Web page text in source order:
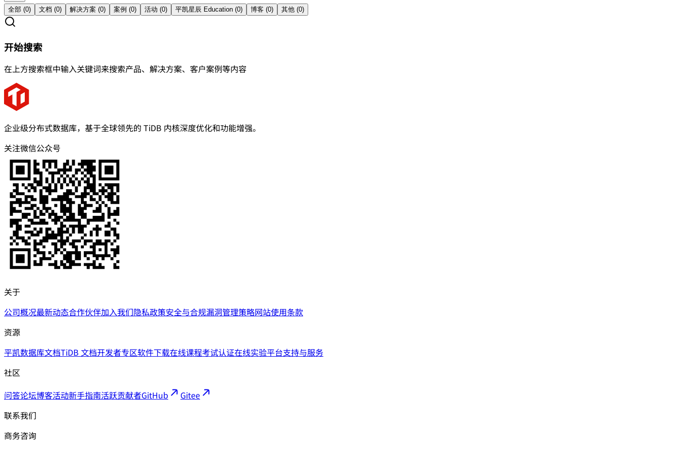
全部 (0) 文档 (0) 解决方案 (0) 案例 (0) 活动 (0) 平凯星辰 Education (0) 博客 (0) 其他 (0)
开始搜索
在上方搜索框中输入关键词来搜索产品、解决方案、客户案例等内容
企业级分布式数据库，基于全球领先的 TiDB 内核深度优化和功能增强。
关注微信公众号
关于
公司概况最新动态合作伙伴加入我们隐私政策安全与合规漏洞管理策略网站使用条款
资源
平凯数据库文档TiDB 文档开发者专区软件下载在线课程考试认证在线实验平台支持与服务
社区
问答论坛博客活动新手指南活跃贡献者GitHub
Gitee
联系我们
商务咨询